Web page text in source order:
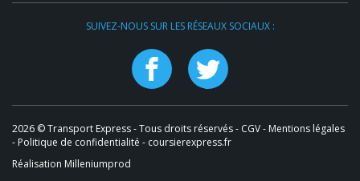
SUIVEZ-NOUS SUR LES RÉSEAUX SOCIAUX :
2026 © Transport Express - Tous droits réservés - CGV- Mentions légales
- Politique de confidentialité - coursierexpress.fr
Réalisation Milleniumprod